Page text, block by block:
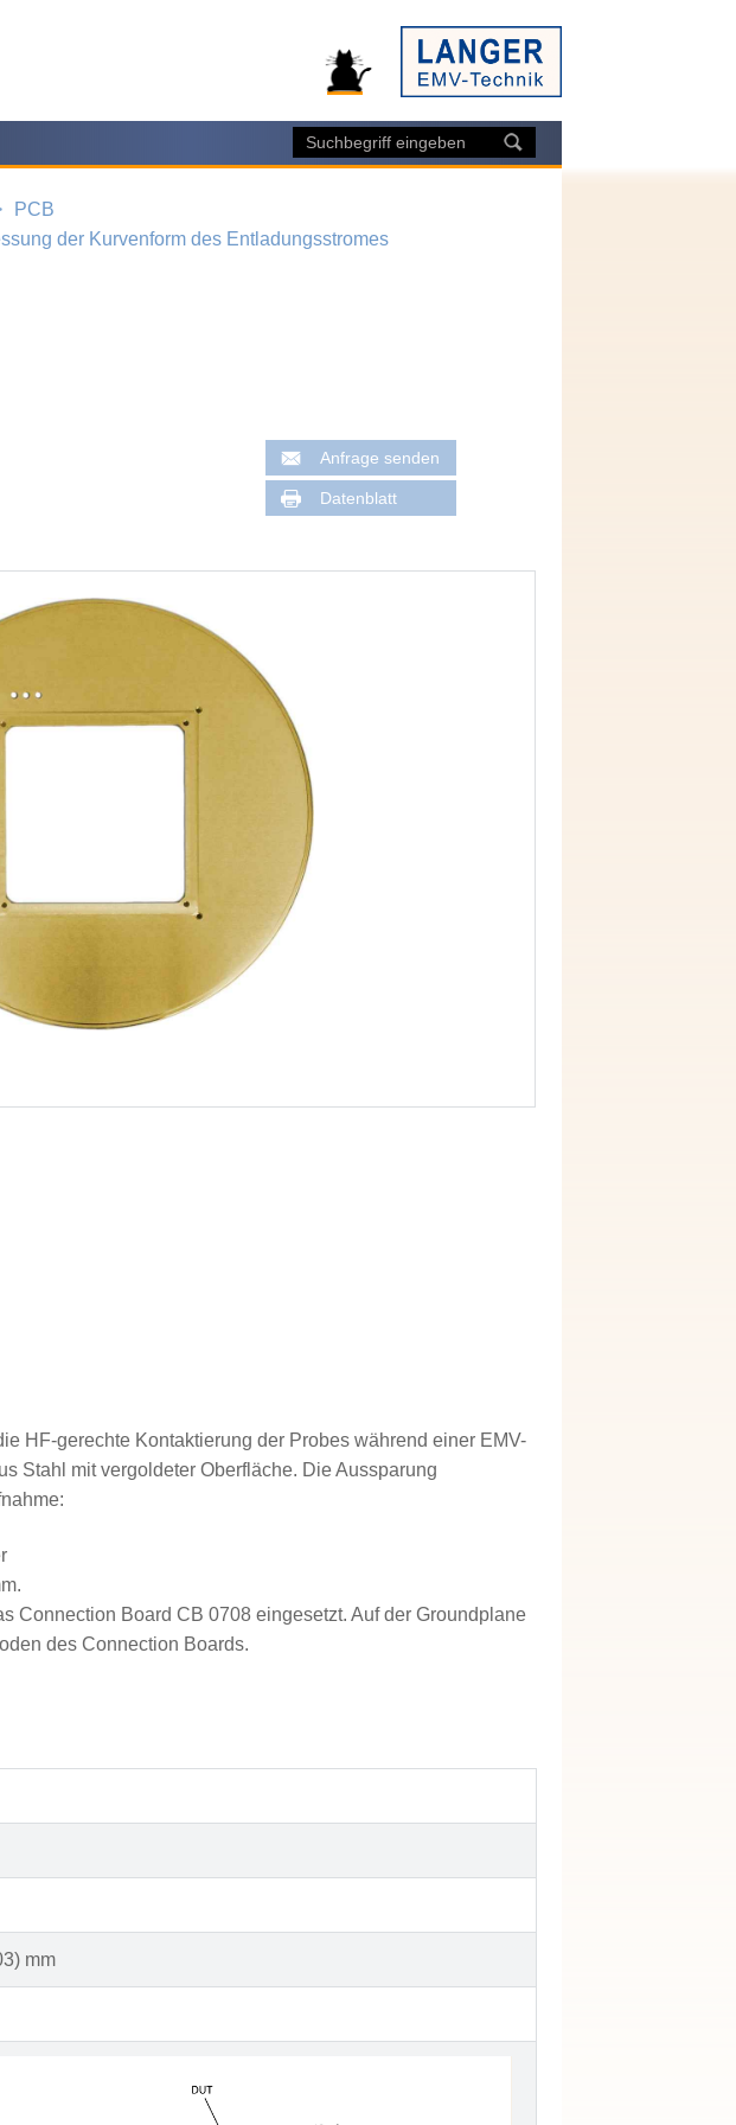
PCB
der Kurvenform des Entladungsstromes
Anfrage senden
Datenblatt
HF-gerechte Kontaktierung der Probes während einer EMV-
Stahl mit vergoldeter Oberfläche. Die Aussparung
Connection Board CB 0708 eingesetzt. Auf der Groundplane
des Connection Boards.
mm